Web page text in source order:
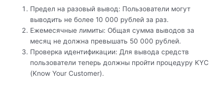
Предел на разовый вывод: Пользователи могут
выводить не более 10 000 рублей за раз.
Ежемесячные лимиты: Общая сумма выводов за
месяц не должна превышать 50 000 рублей.
Проверка идентификации: Для вывода средств
пользователи теперь должны пройти процедуру KYC
(Know Your Customer).